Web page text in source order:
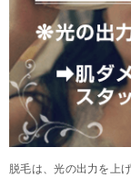
脱毛は、光の出力を上